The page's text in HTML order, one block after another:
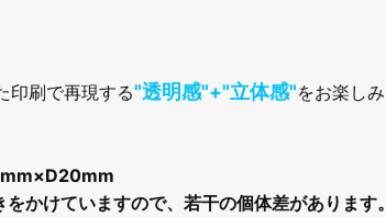
印刷で再現する"透明感"+"立体感"をお楽し
かけていますので、若干の個体差があります。